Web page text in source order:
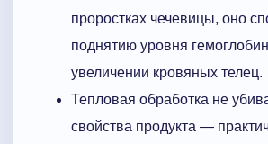
проростках чечевицы, оно
поднятию уровня
увеличении кровяных телец.
Тепловая обработка не
свойства продукта —